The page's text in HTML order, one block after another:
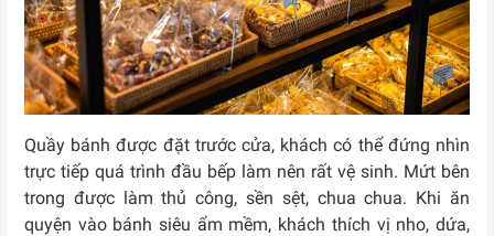
Quầy bánh được đặt trước cửa, khách có thể đứng nhìn
trực tiếp quá trình đầu bếp làm nên rất vệ sinh. Mứt bên
trong được làm thủ công, sền sệt, chua chua. Khi ăn
quyện vào bánh siêu ẩm mềm, khách thích vị nho, dứa,